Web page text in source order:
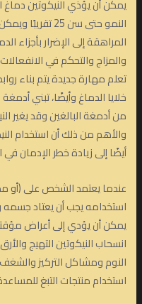
يمكن أن يؤذي النيكوتين
النمو حتى سن
المراهقة إلى الإضرار بأجزاء
والمزاج والتحكم في
تعلم مهارة جديدة يتم بناء
خلايا الدماغ وأيضًا، تبني
من أدمغة البالغين وقد يغير
والأهم من ذلك أن استخدام
أيضًا إلى زيادة خطر الإدمان
عندما يعتمد الشخص على (أو
استخدامه يجب أن يعتاد
يمكن أن يؤدي إلى أعراض
انسحاب النيكوتين التهيج
النوم ومشاكل التركيز
استخدام منتجات التبغ